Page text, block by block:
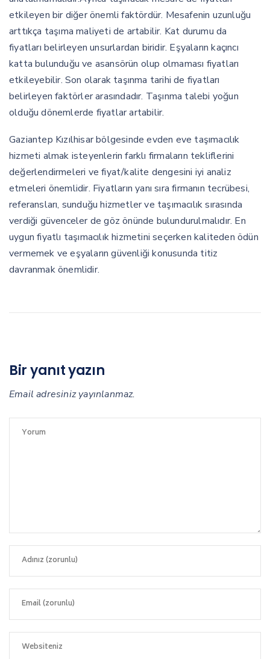
etkileyen bir diğer önemli faktördür. Mesafenin uzunluğu
arttıkça taşıma maliyeti de artabilir. Kat durumu da
fiyatları belirleyen unsurlardan biridir. Eşyaların kaçıncı
katta bulunduğu ve asansörün olup olmaması fiyatları
etkileyebilir. Son olarak taşınma tarihi de fiyatları
belirleyen faktörler arasındadır. Taşınma talebi yoğun
olduğu dönemlerde fiyatlar artabilir.
Gaziantep Kızılhisar bölgesinde evden eve taşımacılık
hizmeti almak isteyenlerin farklı firmaların tekliflerini
değerlendirmeleri ve fiyat/kalite dengesini iyi analiz
etmeleri önemlidir. Fiyatların yanı sıra firmanın tecrübesi,
referansları, sunduğu hizmetler ve taşımacılık sırasında
verdiği güvenceler de göz önünde bulundurulmalıdır. En
uygun fiyatlı taşımacılık hizmetini seçerken kaliteden ödün
vermemek ve eşyaların güvenliği konusunda titiz
davranmak önemlidir.
Bir yanıt yazın
Email adresiniz yayınlanmaz.